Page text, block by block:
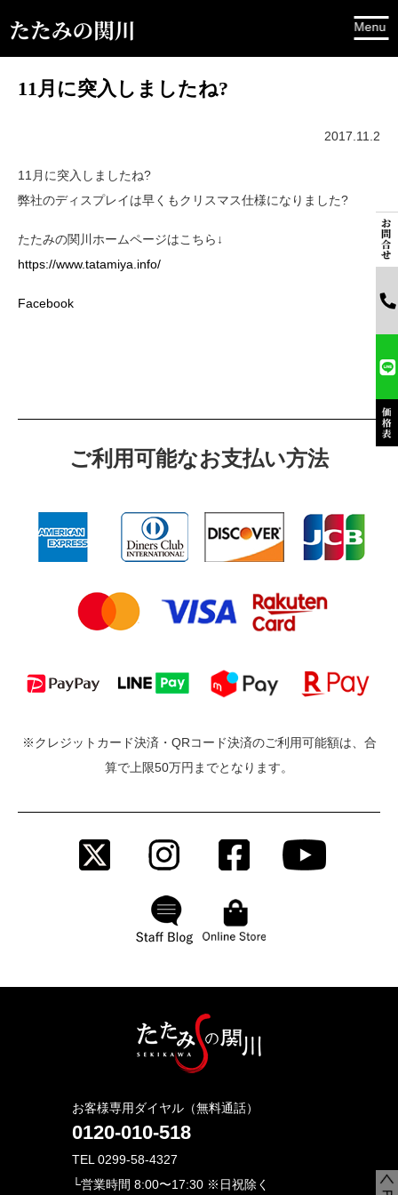
11月に突入しましたね?
2017.11.2
11月に突入しましたね?
弊社のディスプレイは早くもクリスマス仕様になりました?
たたみの関川ホームページはこちら↓
https://www.tatamiya.info/
Facebook
ご利⽤可能なお⽀払い⽅法
※クレジットカード決済・QRコード決済のご利用可能額は、合
算で上限50万円までとなります。
お客様専用ダイヤル（無料通話）
0120-010-518
TEL 0299-58-4327
└営業時間 8:00〜17:30 ※日祝除く